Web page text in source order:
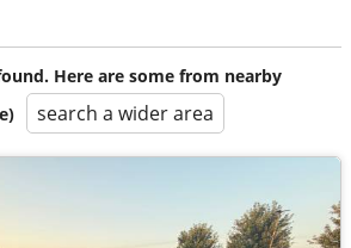
Here are some from nearby
search a wider area